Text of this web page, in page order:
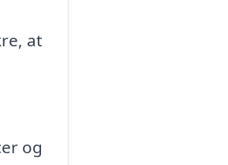
at
og